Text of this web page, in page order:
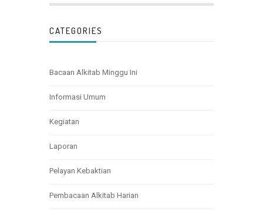
CATEGORIES
Bacaan Alkitab Minggu Ini
Informasi Umum
Kegiatan
Laporan
Pelayan Kebaktian
Pembacaan Alkitab Harian